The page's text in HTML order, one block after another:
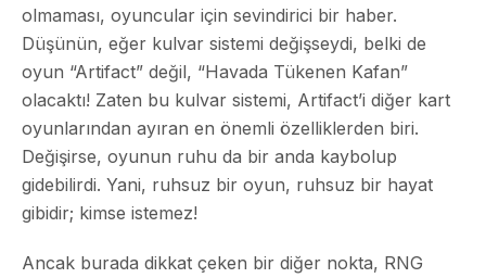
olmaması, oyuncular için sevindirici bir haber.
Düşünün, eğer kulvar sistemi değişseydi, belki de
oyun “Artifact” değil, “Havada Tükenen Kafan”
olacaktı! Zaten bu kulvar sistemi, Artifact’i diğer kart
oyunlarından ayıran en önemli özelliklerden biri.
Değişirse, oyunun ruhu da bir anda kaybolup
gidebilirdi. Yani, ruhsuz bir oyun, ruhsuz bir hayat
gibidir; kimse istemez!
Ancak burada dikkat çeken bir diğer nokta, RNG